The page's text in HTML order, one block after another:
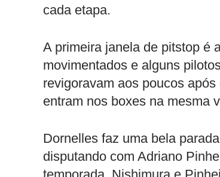
cada etapa.
A primeira janela de pitstop é
movimentados e alguns
revigoravam aos poucos
entram nos boxes na mesma
Dornelles faz uma bela
disputando com Adriano